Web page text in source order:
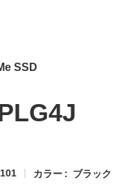
SSD
カラー : ブラック